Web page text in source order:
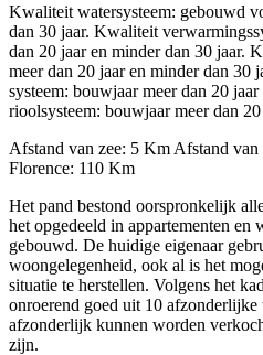
Kwaliteit watersysteem: gebouwd
dan 30 jaar. Kwaliteit
dan 20 jaar en minder dan 30 jaar.
meer dan 20 jaar en minder dan 30
systeem: bouwjaar meer dan 20
rioolsysteem: bouwjaar meer dan
Afstand van zee: 5 Km Afstand
Florence: 110 Km
Het pand bestond oorspronkelijk
het opgedeeld in appartementen en
gebouwd. De huidige eigenaar
woongelegenheid, ook al is het
situatie te herstellen. Volgens het
onroerend goed uit 10
afzonderlijk kunnen worden
zijn.